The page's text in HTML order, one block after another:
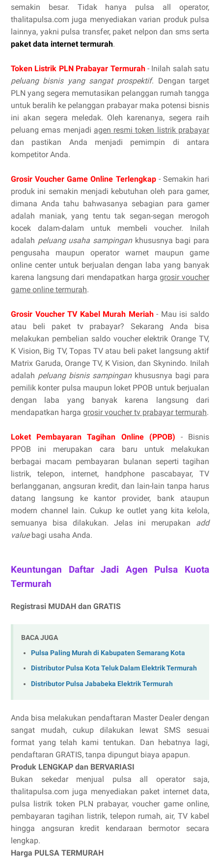
semakin besar. Tidak hanya pulsa all operator,
thalitapulsa.com juga menyediakan varian produk pulsa
lainnya, yakni pulsa transfer, paket nelpon dan sms serta
paket data internet termurah.
Token Listrik PLN Prabayar Termurah- Inilah salah satu
peluang bisnis yang sangat prospektif. Dengan target
PLN yang segera memutasikan pelanggan rumah tangga
untuk beralih ke pelanggan prabayar maka potensi bisnis
ini akan segera meledak. Oleh karenanya, segera raih
peluang emas menjadi agen resmi token listrik prabayar
dan pastikan Anda menjadi pemimpin di antara
kompetitor Anda.
Grosir Voucher Game Online Terlengkap- Semakin hari
produk ini semakin menjadi kebutuhan oleh para gamer,
dimana Anda tahu bahwasanya sebagian para gamer
adalah maniak, yang tentu tak segan-segan merogoh
kocek dalam-dalam untuk membeli voucher. Inilah
adalah peluang usaha sampingankhususnya bagi para
pengusaha maupun operator warnet maupun game
online center untuk berjualan dengan laba yang banyak
karena langsung dari mendapatkan hargagrosir voucher
game online termurah.
Grosir Voucher TV Kabel Murah Meriah- Mau isi saldo
atau beli paket tv prabayar? Sekarang Anda bisa
melakukan pembelian saldo voucher elektrik Orange TV,
K Vision, Big TV, Topas TV atau beli paket langsung aktif
Matrix Garuda, Orange TV, K Vision, dan Skynindo. Inilah
adalah peluang bisnis sampingankhususnya bagi para
pemilik konter pulsa maupun loket PPOB untuk berjualan
dengan laba yang banyak karena langsung dari
mendapatkan harga grosir voucher tv prabayar termurah.
Loket Pembayaran Tagihan Online (PPOB) - Bisnis
PPOB ini merupakan cara baru untuk melakukan
berbagai macam pembayaran bulanan seperti tagihan
listrik, telepon, internet, handphone pascabayar, TV
berlangganan, angsuran kredit, dan lain-lain tanpa harus
datang langsung ke kantor provider, bank ataupun
modern channel lain. Cukup ke outlet yang kita kelola,
semuanya bisa dilakukan. Jelas ini merupakan add
valuebagi usaha Anda.
Keuntungan Daftar Jadi Agen Pulsa Kuota
Termurah
Registrasi MUDAH dan GRATIS
BACA JUGA
Pulsa Paling Murah di Kabupaten Semarang Kota
Distributor Pulsa Kota Teluk Dalam Elektrik Termurah
Distributor Pulsa Jababeka Elektrik Termurah
Anda bisa melakukan pendaftaran Master Dealer dengan
sangat mudah, cukup dilakukan lewat SMS sesuai
format yang telah kami tentukan. Dan hebatnya lagi,
pendaftaran GRATIS, tanpa dipungut biaya apapun.
Produk LENGKAP dan BERVARIASI
Bukan sekedar menjual pulsa all operator saja,
thalitapulsa.com juga menyediakan paket internet data,
pulsa listrik token PLN prabayar, voucher game online,
pembayaran tagihan listrik, telepon rumah, air, TV kabel
hingga angsuran kredit kendaraan bermotor secara
lengkap.
Harga PULSA TERMURAH